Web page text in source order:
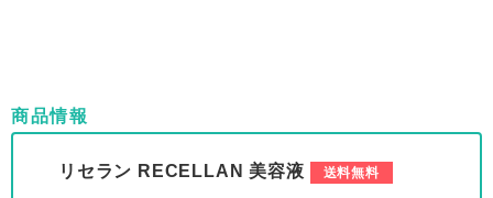
商品情報
リセラン RECELLAN 美容液 送料無料